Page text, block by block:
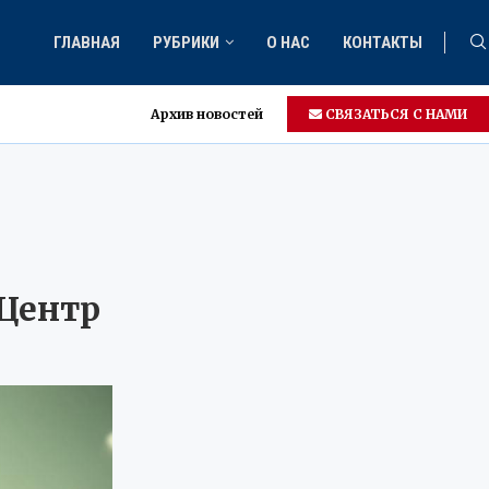
ГЛАВНАЯ РУБРИКИ О НАС КОНТАКТЫ
Архив новостей СВЯЗАТЬСЯ С НАМИ